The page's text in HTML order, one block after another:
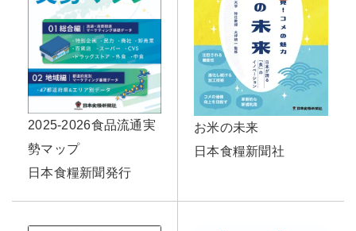
2025-2026食品流通実
勢マップ
日本食糧新聞発行
お米の未来
日本食糧新聞社